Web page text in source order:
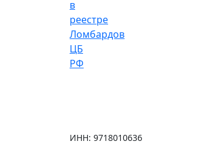
ИНН: 9718010636